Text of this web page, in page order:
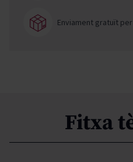
Enviament gratuït
Fitxa